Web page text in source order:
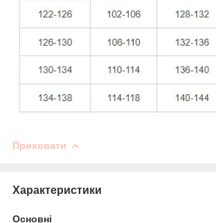
Приховати
Характеристики
Основні